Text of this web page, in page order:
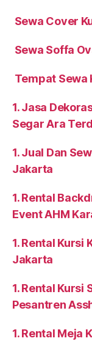
Sewa Cover
Sewa Soffa
Tempat Sewa
1. Jasa
Segar Ara
1. Jual Dan
Jakarta
1. Rental
Event AHM
1. Rental Kursi
Jakarta
1. Rental Kursi
Pesantren
1. Rental Meja